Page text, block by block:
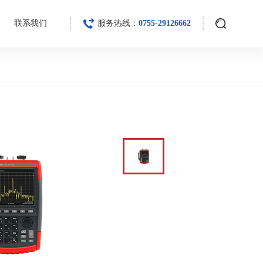
联系我们 服务热线： 0755-29126662